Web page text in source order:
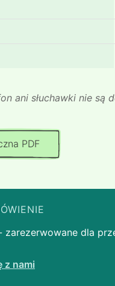
ani słuchawki nie są
PDF
zarezerwowane dla
z nami